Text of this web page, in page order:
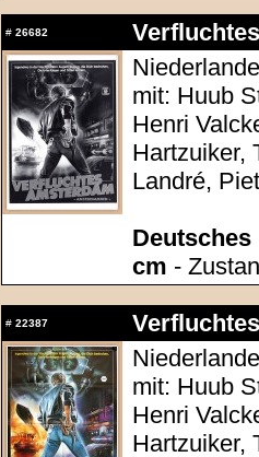
# 26682
mit: Huub
Henri
Hartzuiker,
Landré,
Deutsches
cm -
# 22387
mit: Huub
Henri
Hartzuiker,